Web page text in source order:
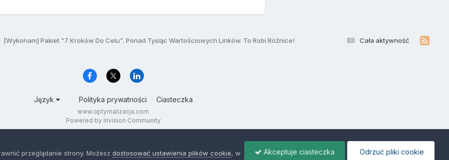
Cała aktywność
[Wykonam] Pakiet "7 Kroków Do Celu". Ponad Tysiąc Wartościowych Linków. To Robi Różnice!
Język Polityka prywatności Ciasteczka
www.optymalizacja.com
Powered by Invision Community
przeglądanie strony. Możeszdostosować ustawienia plików cookie, w
Akceptuje ciasteczka Odrzuć pliki cookie